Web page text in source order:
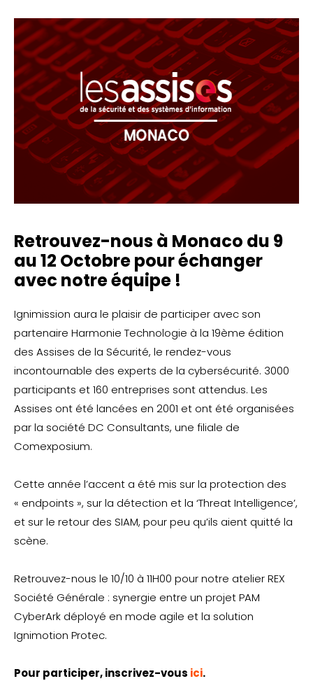
Retrouvez-nous à Monaco du 9
au 12 Octobre pour échanger
avec notre équipe !
Ignimission aura le plaisir de participer avec son
partenaire Harmonie Technologie à la 19ème édition
des Assises de la Sécurité, le rendez-vous
incontournable des experts de la cybersécurité. 3000
participants et 160 entreprises sont attendus. Les
Assises ont été lancées en 2001 et ont été organisées
par la société DC Consultants, une filiale de
Comexposium.
Cette année l’accent a été mis sur la protection des
« endpoints », sur la détection et la ‘Threat Intelligence’,
et sur le retour des SIAM, pour peu qu’ils aient quitté la
scène.
Retrouvez-nous le 10/10 à 11H00 pour notre atelier REX
Société Générale : synergie entre un projet PAM
CyberArk déployé en mode agile et la solution
Ignimotion Protec.
Pour participer, inscrivez-vous ici.